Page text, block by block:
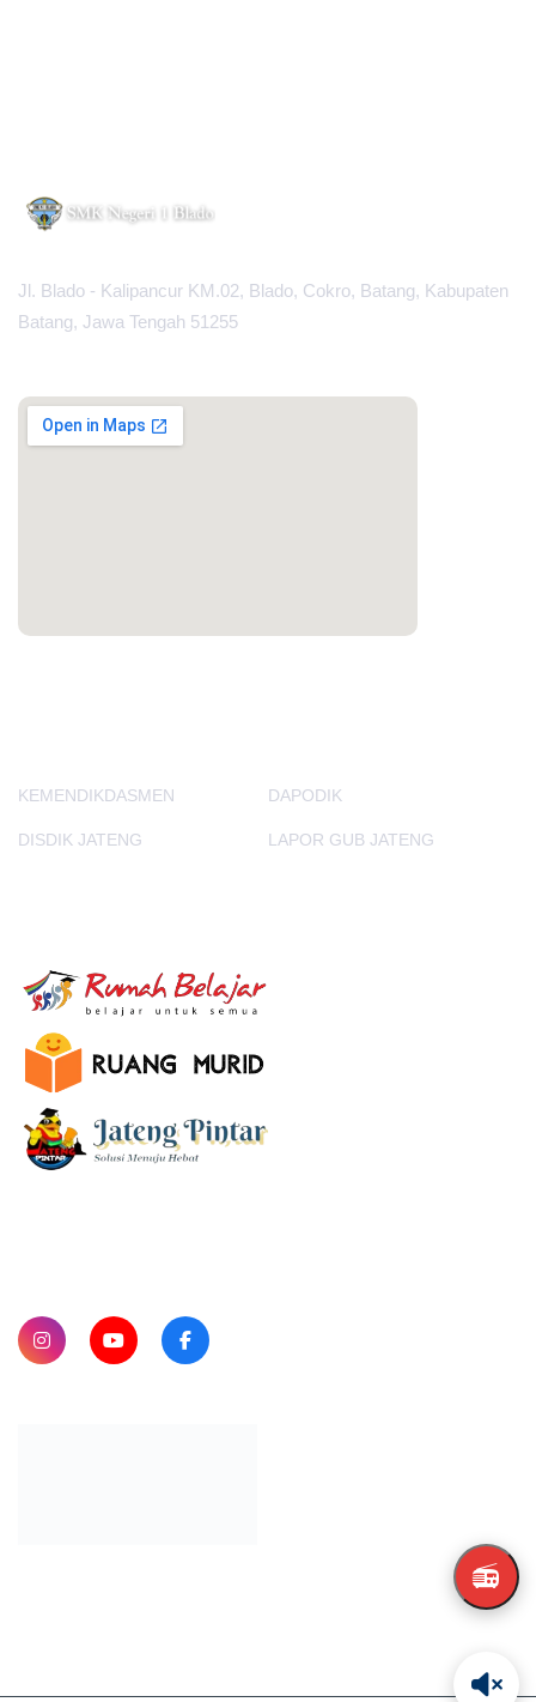
📻
Jl. Blado - Kalipancur KM.02, Blado, Cokro, Batang, Kabupaten
Batang, Jawa Tengah 51255
KEMENDIKDASMEN DAPODIK
DISDIK JATENG LAPOR GUB JATENG